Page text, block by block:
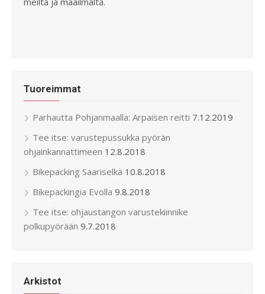
Tuoreimmat
Parhautta Pohjanmaalla: Arpaisen reitti 7.12.2019
Tee itse: varustepussukka pyörän
ohjainkannattimeen 12.8.2018
Bikepacking Saariselkä 10.8.2018
Bikepackingia Evolla 9.8.2018
Tee itse: ohjaustangon varustekiinnike
polkupyörään 9.7.2018
Arkistot